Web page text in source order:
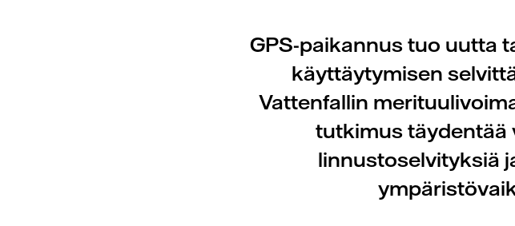
GPS-paikannus tuo uutta
käyttäytymisen
Vattenfallin
tutkimus täydentää
linnustoselvityksiä